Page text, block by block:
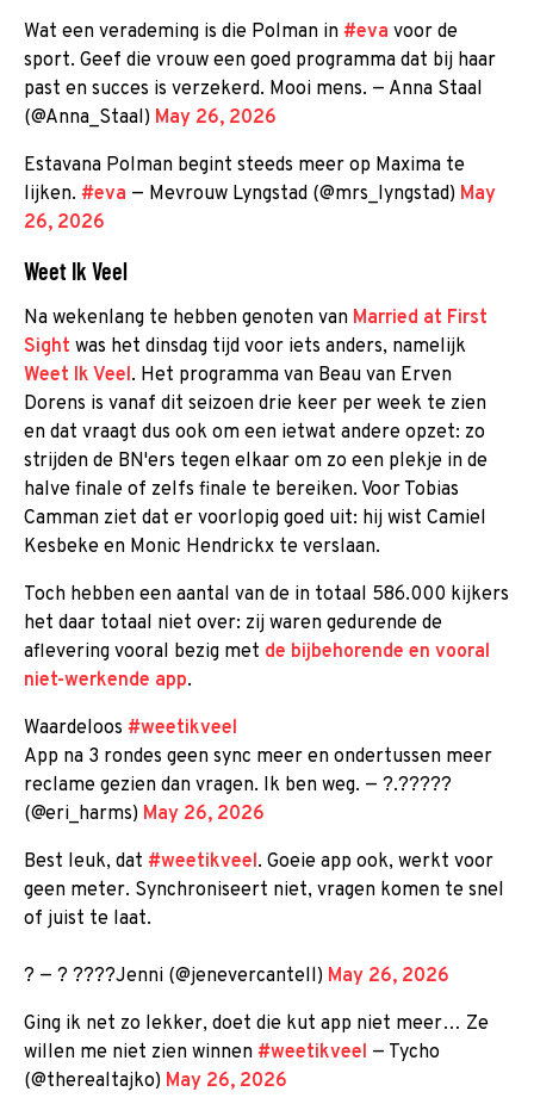
Wat een verademing is die Polman in #eva voor de
sport. Geef die vrouw een goed programma dat bij haar
past en succes is verzekerd. Mooi mens. — Anna Staal
(@Anna_Staal) May 26, 2026
Estavana Polman begint steeds meer op Maxima te
lijken. #eva — Mevrouw Lyngstad (@mrs_lyngstad) May
26, 2026
Weet Ik Veel
Na wekenlang te hebben genoten van Married at First
Sight was het dinsdag tijd voor iets anders, namelijk
Weet Ik Veel. Het programma van Beau van Erven
Dorens is vanaf dit seizoen drie keer per week te zien
en dat vraagt dus ook om een ietwat andere opzet: zo
strijden de BN'ers tegen elkaar om zo een plekje in de
halve finale of zelfs finale te bereiken. Voor Tobias
Camman ziet dat er voorlopig goed uit: hij wist Camiel
Kesbeke en Monic Hendrickx te verslaan.
Toch hebben een aantal van de in totaal 586.000 kijkers
het daar totaal niet over: zij waren gedurende de
aflevering vooral bezig met de bijbehorende en vooral
niet-werkende app.
Waardeloos #weetikveel
App na 3 rondes geen sync meer en ondertussen meer
reclame gezien dan vragen. Ik ben weg. — ?.?????
(@eri_harms) May 26, 2026
Best leuk, dat #weetikveel. Goeie app ook, werkt voor
geen meter. Synchroniseert niet, vragen komen te snel
of juist te laat.
? — ? ????Jenni (@jenevercantell) May 26, 2026
Ging ik net zo lekker, doet die kut app niet meer… Ze
willen me niet zien winnen #weetikveel — Tycho
(@therealtajko) May 26, 2026